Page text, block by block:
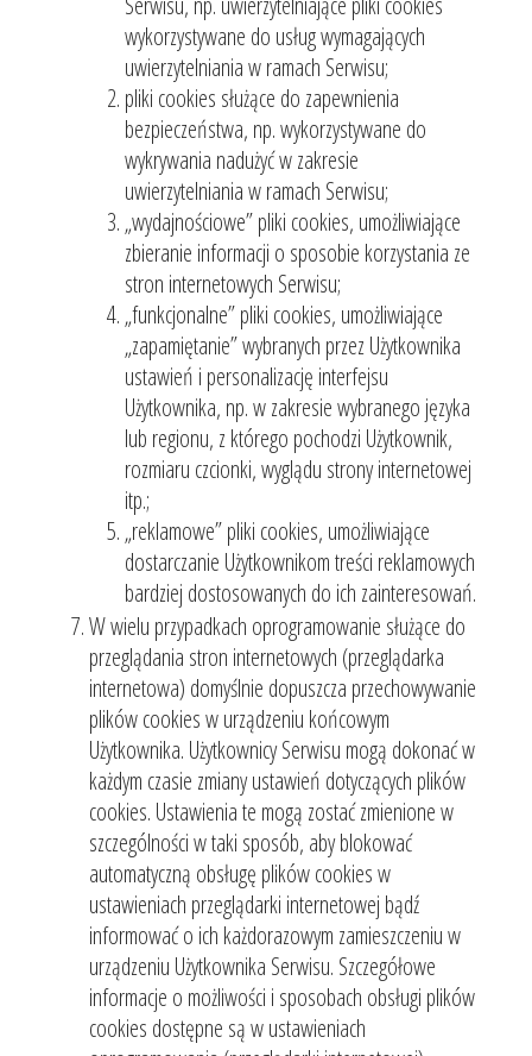
wykorzystywane do usług wymagających
uwierzytelniania w ramach Serwisu;
pliki cookies służące do zapewnienia
bezpieczeństwa, np. wykorzystywane do
wykrywania nadużyć w zakresie
uwierzytelniania w ramach Serwisu;
„wydajnościowe” pliki cookies, umożliwiające
zbieranie informacji o sposobie korzystania ze
stron internetowych Serwisu;
„funkcjonalne” pliki cookies, umożliwiające
„zapamiętanie” wybranych przez Użytkownika
ustawień i personalizację interfejsu
Użytkownika, np. w zakresie wybranego języka
lub regionu, z którego pochodzi Użytkownik,
rozmiaru czcionki, wyglądu strony internetowej
itp.;
„reklamowe” pliki cookies, umożliwiające
dostarczanie Użytkownikom treści reklamowych
bardziej dostosowanych do ich zainteresowań.
W wielu przypadkach oprogramowanie służące do
przeglądania stron internetowych (przeglądarka
internetowa) domyślnie dopuszcza przechowywanie
plików cookies w urządzeniu końcowym
Użytkownika. Użytkownicy Serwisu mogą dokonać w
każdym czasie zmiany ustawień dotyczących plików
cookies. Ustawienia te mogą zostać zmienione w
szczególności w taki sposób, aby blokować
automatyczną obsługę plików cookies w
ustawieniach przeglądarki internetowej bądź
informować o ich każdorazowym zamieszczeniu w
urządzeniu Użytkownika Serwisu. Szczegółowe
informacje o możliwości i sposobach obsługi plików
cookies dostępne są w ustawieniach